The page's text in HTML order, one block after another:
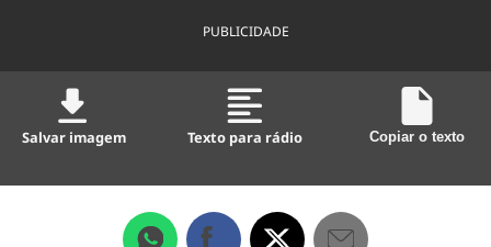
PUBLICIDADE
Salvar imagem Texto para rádio Copiar o texto